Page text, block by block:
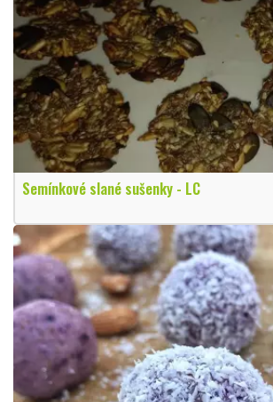
Semínkové slané sušenky - LC